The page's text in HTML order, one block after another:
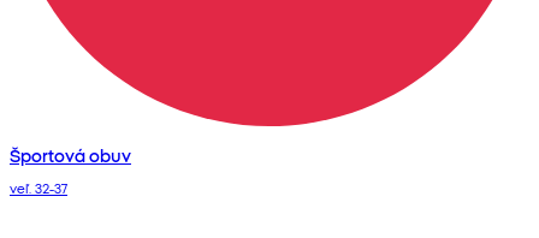
Športová obuv
veľ. 32-37